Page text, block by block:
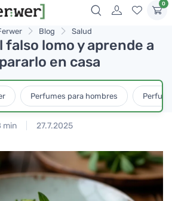
0
Blog Salud
falso lomo y aprende a
en casa
Perfumes para hombres
min 27.7.2025